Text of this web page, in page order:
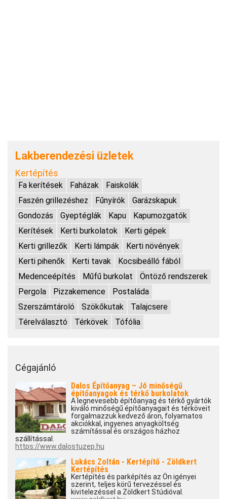
Lakberendezési üzletek
Kertépítés
Fa kerítések Faházak
Faiskolák
Faszén grillezéshez
Fűnyírók
Garázskapuk
Gondozás
Gyeptéglák Kapu
Kapumozgatók
Kerítések
Kerti burkolatok
Kerti gépek
Kerti grillezők
Kerti lámpák
Kerti növények
Kerti pihenők
Kerti tavak
Kocsibeálló fából
Medenceépítés
Műfű burkolat
Öntöző rendszerek
Pergola
Pizzakemence
Postaláda
Szerszámtároló
Szökőkutak
Talajcsere
Térelválasztó
Térkövek Tófólia
Cégajánló
Dalos Építőanyag – Jó minőségű
építőanyagok és térkő burkolatok
A legnevesebb építőanyag és térkő gyártók
kiváló minőségű építőanyagait és térköveit
forgalmazzuk kedvező áron, folyamatos
akciókkal, ingyenes anyagköltség
számítással és országos házhoz
szállítással.
https://www.dalostuzep.hu
Lukács Zoltán - Kertépítő - Zöldkert
Kertépítés
Kertépítés és parképítés az Ön igényei
szerint, teljes körű tervezéssel és
kivitelezéssel a Zöldkert Stúdióval.